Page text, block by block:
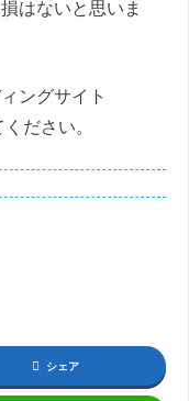
はないと思いま
ングサイト
ださい。
シェア